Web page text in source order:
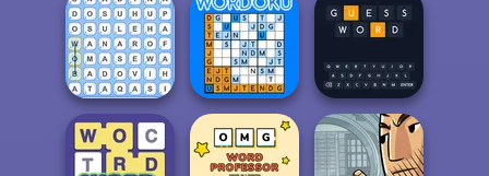
Microsoft Word
Twister
Crocword skribbl.io